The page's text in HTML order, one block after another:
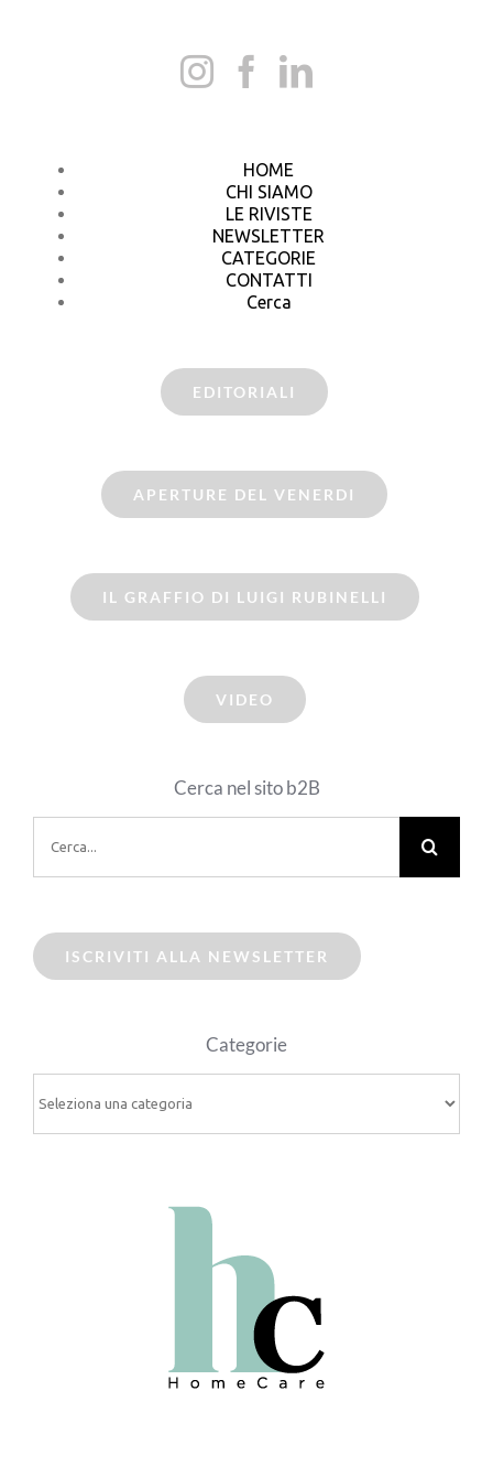
HOME
CHI SIAMO
LE RIVISTE
NEWSLETTER
CATEGORIE
CONTATTI
Cerca
EDITORIALI
APERTURE DEL VENERDI
IL GRAFFIO DI LUIGI RUBINELLI
VIDEO
Cerca nel sito b2B
per:
ISCRIVITI ALLA NEWSLETTER
Categorie